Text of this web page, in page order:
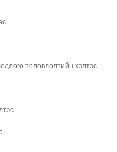
төлөвлөлтийн хэлтэс